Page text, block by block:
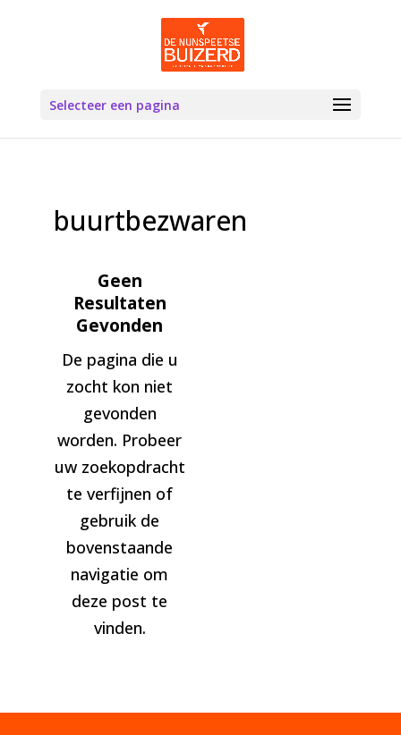
Selecteer een pagina
buurtbezwaren
Geen
Resultaten
Gevonden
De pagina die u
zocht kon niet
gevonden
worden. Probeer
uw zoekopdracht
te verfijnen of
gebruik de
bovenstaande
navigatie om
deze post te
vinden.